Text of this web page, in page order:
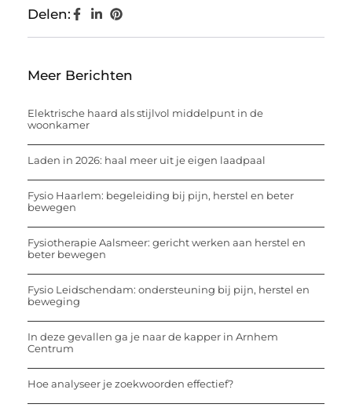
Delen:
Meer Berichten
Elektrische haard als stijlvol middelpunt in de
woonkamer
Laden in 2026: haal meer uit je eigen laadpaal
Fysio Haarlem: begeleiding bij pijn, herstel en beter
bewegen
Fysiotherapie Aalsmeer: gericht werken aan herstel en
beter bewegen
Fysio Leidschendam: ondersteuning bij pijn, herstel en
beweging
In deze gevallen ga je naar de kapper in Arnhem
Centrum
Hoe analyseer je zoekwoorden effectief?